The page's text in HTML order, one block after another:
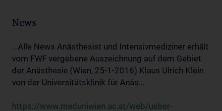
News
...Alle News Anästhesist und Intensivmediziner erhält
vom FWF vergebene Auszeichnung auf dem Gebiet
der Anästhesie (Wien, 25-1-2016) Klaus Ulrich Klein
von der Universitätsklinik für Anäs...
https://www.meduniwien.ac.at/web/ueber-